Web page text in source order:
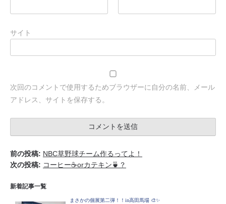
サイト
次回のコメントで使用するためブラウザーに自分の名前、メール
アドレス、サイトを保存する。
前の投稿: NBC草野球チーム作るってよ！
次の投稿: コーヒー☕️orカテキン🍵？
新着記事一覧
まさかの個展第二弾！！in高田馬場 🎨✨